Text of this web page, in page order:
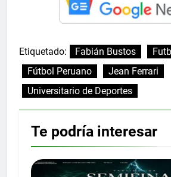
Etiquetado: Fabián Bustos
Fútbol Peruano
Jean Ferrari
Universitario de Deportes
Te podría interesar